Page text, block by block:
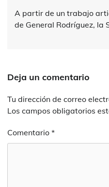
A partir de un trabajo
de General Rodríguez, la
Deja un comentario
Tu dirección de correo
Los campos obligatorios
Comentario *